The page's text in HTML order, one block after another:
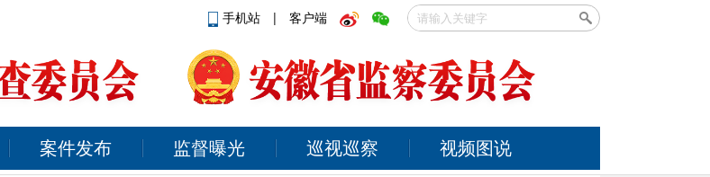
手机站 | 客户端
案件发布 监督曝光 巡视巡察 视频图说